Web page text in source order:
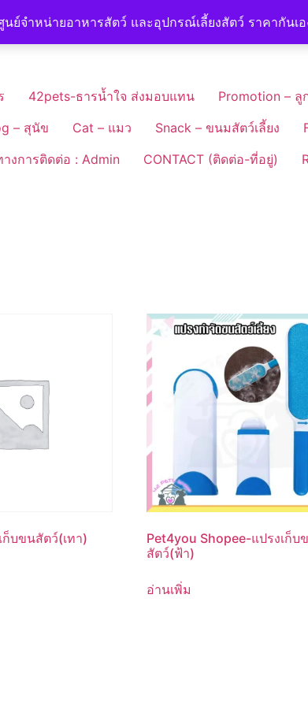
นย์จำหน่ายอาหารสัตว์ และอุปกรณ์เลี้ยงสัตว์ ราคากันเ
42pets-ธารน้ำใจ ส่งมอบแทน
Promotion – ลู
– สุนัข Cat – แมว Snack – ขนมสัตว์เลี้ยง
างการติดต่อ : Admin CONTACT (ติดต่อ-ที่อยู่)
ก็บขนสัตว์(เทา)
Pet4you Shopee-แปรงเก็บ
สัตว์(ฟ้า)
อ่านเพิ่ม